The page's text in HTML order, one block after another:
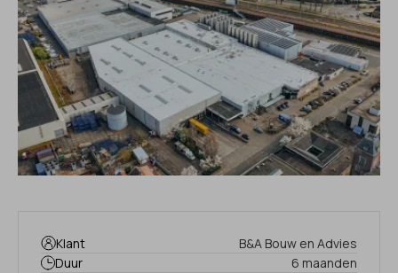
Klant
B&A Bouw en Advies
Duur
6 maanden